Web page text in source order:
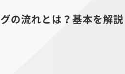
の流れとは？基本を解説